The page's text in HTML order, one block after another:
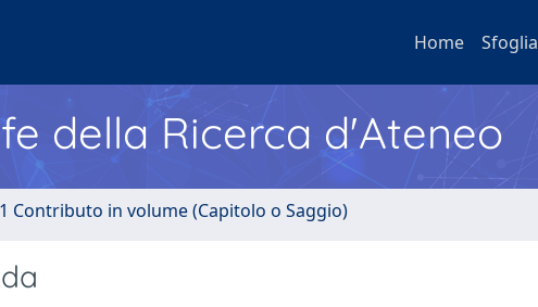
Home Sfoglia
della Ricerca d'Ateneo
Contributo in volume (Capitolo o Saggio)